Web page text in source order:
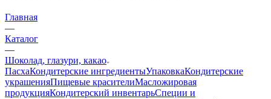
Главная
—
Каталог
—
Шоколад, глазури, какао
ПасхаКондитерские ингредиентыУпаковкаКондитерские
украшенияПищевые красителиМасложировая
продукцияКондитерский инвентарьСпеции и